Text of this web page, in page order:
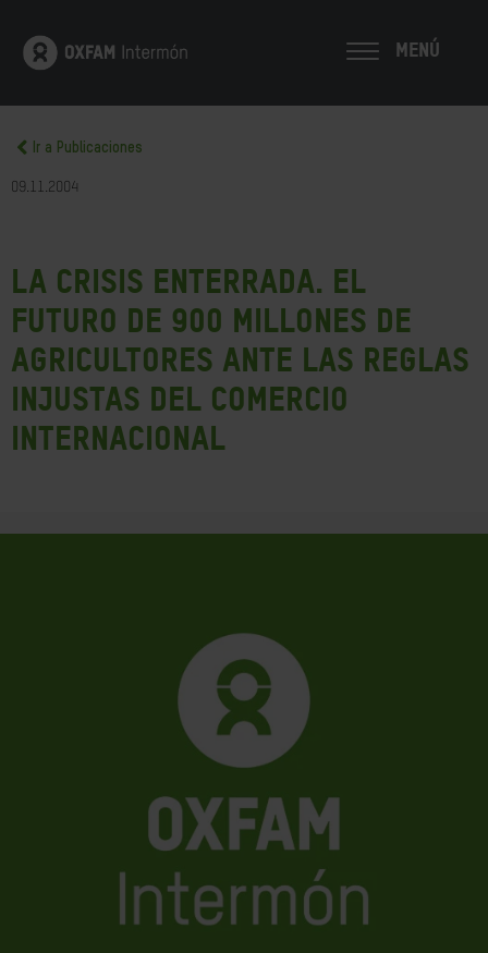
MENÚ
Ir a Publicaciones
09.11.2004
La crisis enterrada. El
futuro de 900 millones de
agricultores ante las reglas
injustas del comercio
internacional